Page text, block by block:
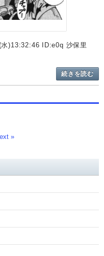
)13:32:46 ID:e0q 沙保里
続きを読む
»